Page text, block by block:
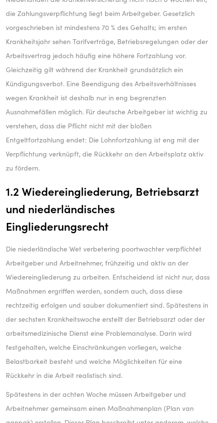
die Zahlungsverpflichtung liegt beim Arbeitgeber. Gesetzlich
vorgeschrieben ist mindestens 70 % des Gehalts; im ersten
Krankheitsjahr sehen Tarifverträge, Betriebsregelungen oder der
Arbeitsvertrag jedoch häufig eine höhere Fortzahlung vor.
Gleichzeitig gilt während der Krankheit grundsätzlich ein
Kündigungsverbot. Eine Beendigung des Arbeitsverhältnisses
wegen Krankheit ist deshalb nur in eng begrenzten
Ausnahmefällen möglich. Für deutsche Arbeitgeber ist wichtig zu
verstehen, dass die Pflicht nicht mit der bloßen
Entgeltfortzahlung endet: Die Lohnfortzahlung ist eng mit der
Verpflichtung verknüpft, die Rückkehr an den Arbeitsplatz aktiv
zu fördern.
1.2 Wiedereingliederung, Betriebsarzt
und niederländisches
Eingliederungsrecht
Die niederländische Wet verbetering poortwachter verpflichtet
Arbeitgeber und Arbeitnehmer, frühzeitig und aktiv an der
Wiedereingliederung zu arbeiten. Entscheidend ist nicht nur, dass
Maßnahmen ergriffen werden, sondern auch, dass diese
rechtzeitig erfolgen und sauber dokumentiert sind. Spätestens in
der sechsten Krankheitswoche erstellt der Betriebsarzt oder der
arbeitsmedizinische Dienst eine Problemanalyse. Darin wird
festgehalten, welche Einschränkungen vorliegen, welche
Belastbarkeit besteht und welche Möglichkeiten für eine
Rückkehr in die Arbeit realistisch sind.
Spätestens in der achten Woche müssen Arbeitgeber und
Arbeitnehmer gemeinsam einen Maßnahmenplan (Plan van